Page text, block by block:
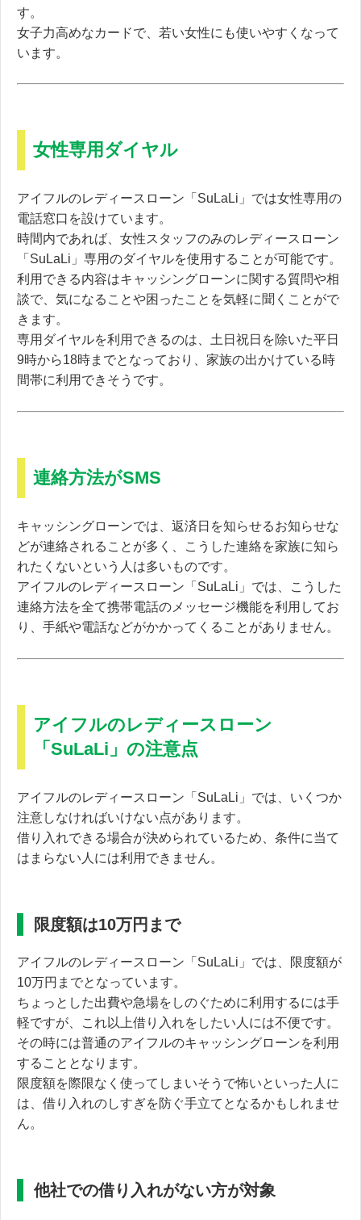
す。
女子力高めなカードで、若い女性にも使いやすくなって
います。
女性専用ダイヤル
アイフルのレディースローン「SuLaLi」では女性専用の
電話窓口を設けています。
時間内であれば、女性スタッフのみのレディースローン
「SuLaLi」専用のダイヤルを使用することが可能です。
利用できる内容はキャッシングローンに関する質問や相
談で、気になることや困ったことを気軽に聞くことがで
きます。
専用ダイヤルを利用できるのは、土日祝日を除いた平日
9時から18時までとなっており、家族の出かけている時
間帯に利用できそうです。
連絡方法がSMS
キャッシングローンでは、返済日を知らせるお知らせな
どが連絡されることが多く、こうした連絡を家族に知ら
れたくないという人は多いものです。
アイフルのレディースローン「SuLaLi」では、こうした
連絡方法を全て携帯電話のメッセージ機能を利用してお
り、 手紙や電話などがかかってくることがありません。
アイフルのレディースローン
「SuLaLi」の注意点
アイフルのレディースローン「SuLaLi」では、 いくつか
注意しなければいけない点があります。
借り入れできる場合が決められているため、条件に当て
はまらない人には利用できません。
限度額は10万円まで
アイフルのレディースローン「SuLaLi」では、限度額が
10万円までとなっています。
ちょっとした出費や急場をしのぐために利用するには手
軽ですが、
これ以上借り入れをしたい人には不便です。
その時には普通のアイフルのキャッシングローンを利用
することとなります。
限度額を際限なく使ってしまいそうで怖いといった人に
は、借り入れのしすぎを防ぐ手立てとなるかもしれませ
ん。
他社での借り入れがない方が対象